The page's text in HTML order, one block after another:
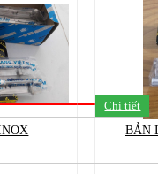
Chi tiết
BẢN